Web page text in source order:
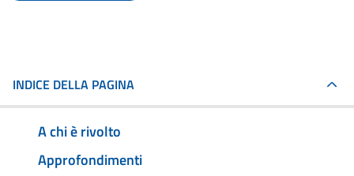
INDICE DELLA PAGINA
A chi è rivolto
Approfondimenti